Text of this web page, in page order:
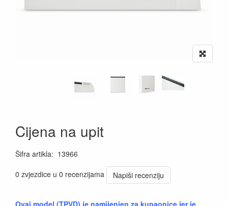
Cijena na upit
Šifra artikla: 13966
0 zvjezdice u 0 recenzijama
Napiši recenziju
Ovaj model (TPVD) je namijenjen za kupaonice jer je